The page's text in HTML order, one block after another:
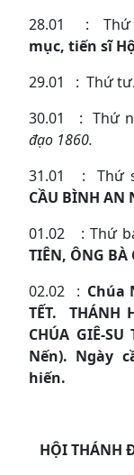
28.01 : Thứ
mục, tiến sĩ
29.01 : Thứ tư.
30.01 : Thứ
đạo 1860.
31.01 : Thứ
CẦU BÌNH AN
01.02 : Thứ
TIÊN, ÔNG BÀ
02.02 : Chúa
TẾT. THÁNH
CHÚA GIÊ-
Nến). Ngày
hiến.
HỘI THÁNH